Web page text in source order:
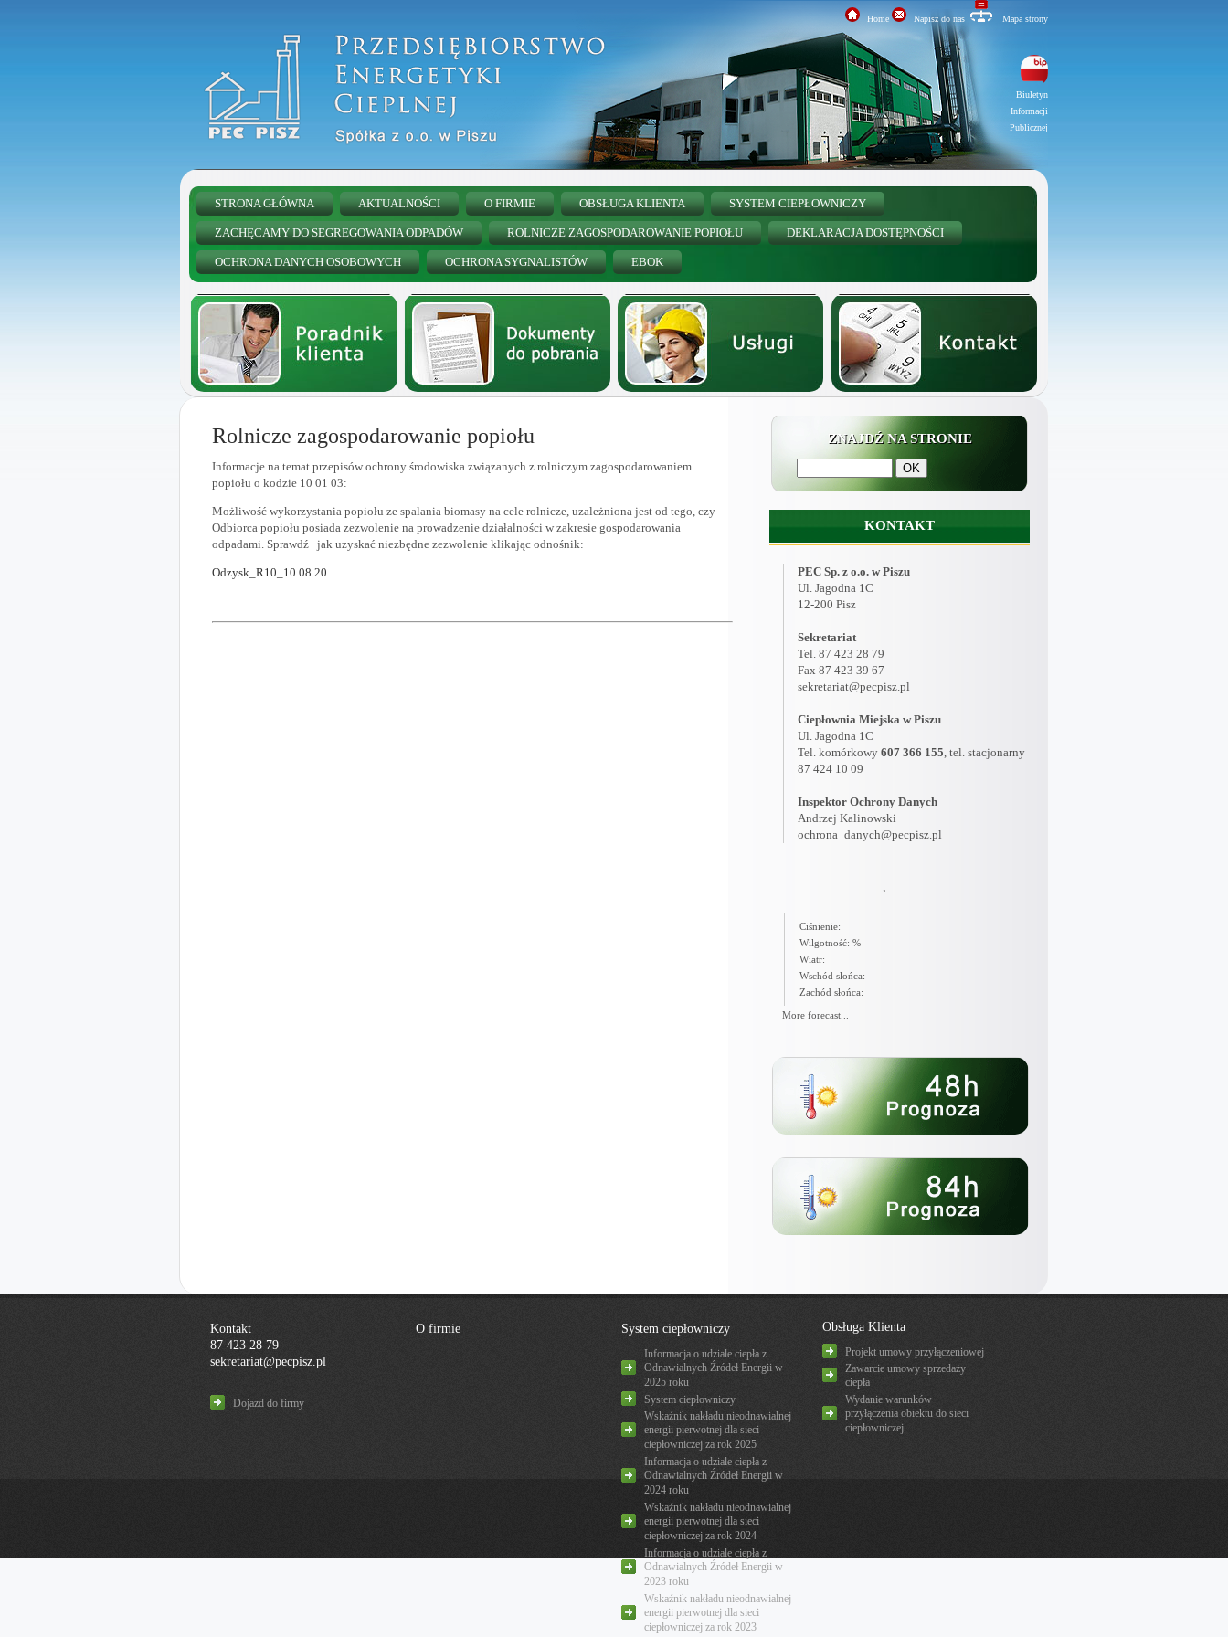
Home Napisz do nas Mapa strony
Biuletyn
Informacji
Publicznej
STRONA GŁÓWNA AKTUALNOŚCI O FIRMIE OBSŁUGA KLIENTA SYSTEM CIEPŁOWNICZY
ZACHĘCAMY DO SEGREGOWANIA ODPADÓW ROLNICZE ZAGOSPODAROWANIE POPIOŁU DEKLARACJA DOSTĘPNOŚCI
OCHRONA DANYCH OSOBOWYCH OCHRONA SYGNALISTÓW EBOK
Rolnicze zagospodarowanie popiołu
Informacje na temat przepisów ochrony środowiska związanych z rolniczym zagospodarowaniem
popiołu o kodzie 10 01 03:
Możliwość wykorzystania popiołu ze spalania biomasy na cele rolnicze, uzależniona jest od tego, czy
Odbiorca popiołu posiada zezwolenie na prowadzenie działalności w zakresie gospodarowania
odpadami. Sprawdź jak uzyskać niezbędne zezwolenie klikając odnośnik:
Odzysk_R10_10.08.20
ZNAJDŹ NA STRONIE
KONTAKT
PEC Sp. z o.o. w Piszu
Ul. Jagodna 1C
12-200 Pisz
Sekretariat
Tel. 87 423 28 79
Fax 87 423 39 67
sekretariat@pecpisz.pl
Ciepłownia Miejska w Piszu
Ul. Jagodna 1C
Tel. komórkowy 607 366 155, tel. stacjonarny
87 424 10 09
Inspektor Ochrony Danych
Andrzej Kalinowski
ochrona_danych@pecpisz.pl
,
Ciśnienie:
Wilgotność: %
Wiatr:
Wschód słońca:
Zachód słońca:
More forecast...
Kontakt
87 423 28 79
sekretariat@pecpisz.pl
Dojazd do firmy
O firmie System ciepłowniczy
Informacja o udziale ciepła z
Odnawialnych Źródeł Energii w
2025 roku
System ciepłowniczy
Wskaźnik nakładu nieodnawialnej
energii pierwotnej dla sieci
ciepłowniczej za rok 2025
Informacja o udziale ciepła z
Odnawialnych Źródeł Energii w
2024 roku
Wskaźnik nakładu nieodnawialnej
energii pierwotnej dla sieci
ciepłowniczej za rok 2024
Informacja o udziale ciepła z
Odnawialnych Źródeł Energii w
2023 roku
Wskaźnik nakładu nieodnawialnej
energii pierwotnej dla sieci
ciepłowniczej za rok 2023
Obsługa Klienta
Projekt umowy przyłączeniowej
Zawarcie umowy sprzedaży
ciepła
Wydanie warunków
przyłączenia obiektu do sieci
ciepłowniczej.